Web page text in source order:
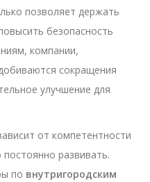
позволяет держать
безопасность
компании,
сокращения
улучшение для
от компетентности
развивать.
по внутригородским